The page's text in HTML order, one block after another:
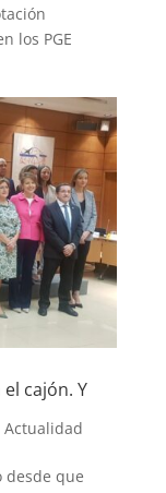
los PGE
cajón. Y
Actualidad
desde que